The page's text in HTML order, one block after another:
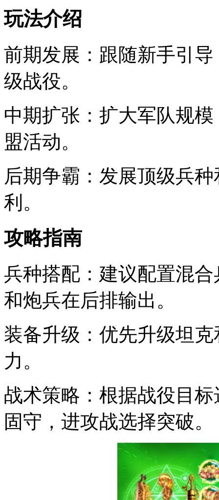
玩法介绍
前期发展：跟随新手引
级战役。
中期扩张：扩大军队规
盟活动。
后期争霸：发展顶级兵
利。
攻略指南
兵种搭配：建议配置混
和炮兵在后排输出。
装备升级：优先升级坦
力。
战术策略：根据战役目
固守，进攻战选择突破。